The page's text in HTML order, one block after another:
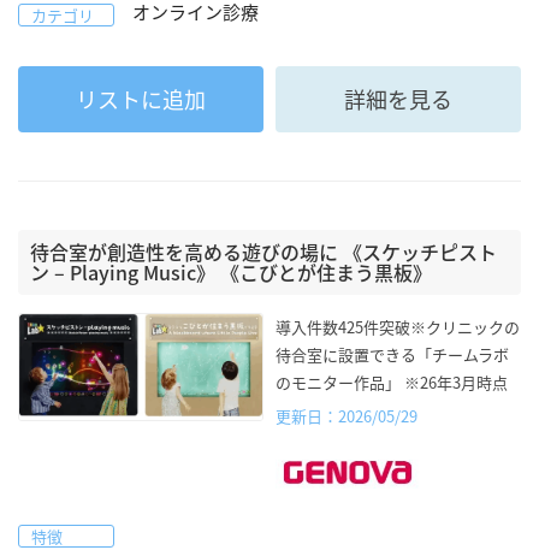
カテゴリ オンライン診療
リストに追加 詳細を見る
待合室が創造性を高める遊びの場に 《スケッチピスト
ン – Playing Music》 《こびとが住まう黒板》
導入件数425件突破※クリニックの
待合室に設置できる「チームラボ
のモニター作品」 ※26年3月時点
更新日：2026/05/29
特徴